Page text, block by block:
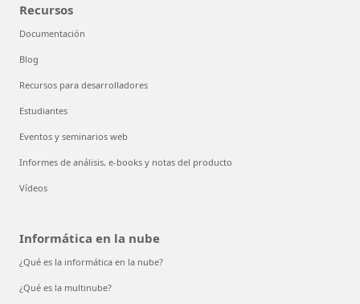
Recursos
Documentación
Blog
Recursos para desarrolladores
Estudiantes
Eventos y seminarios web
Informes de análisis, e-books y notas del producto
Vídeos
Informática en la nube
¿Qué es la informática en la nube?
¿Qué es la multinube?